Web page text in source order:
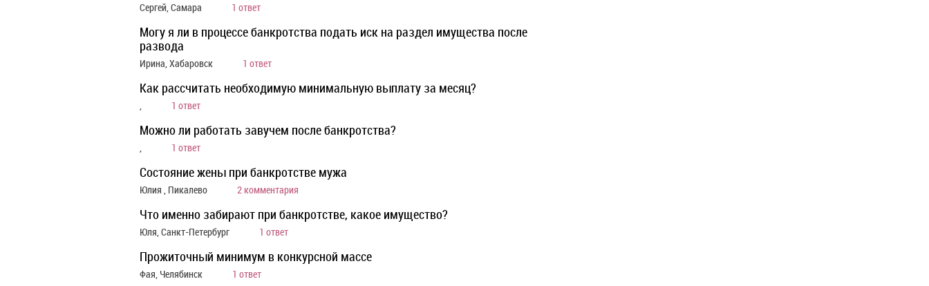
Сергей, Самара 1 ответ
Могу я ли в процессе банкротства подать иск на раздел имущества после
развода
Ирина, Хабаровск 1 ответ
Как рассчитать необходимую минимальную выплату за месяц?
, 1 ответ
Можно ли работать завучем после банкротства?
, 1 ответ
Состояние жены при банкротстве мужа
Юлия , Пикалево 2 комментария
Что именно забирают при банкротстве, какое имущество?
Юля, Санкт-Петербург 1 ответ
Прожиточный минимум в конкурсной массе
Фая, Челябинск 1 ответ